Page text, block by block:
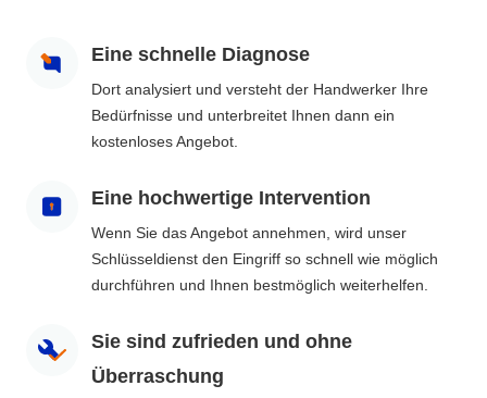
Eine schnelle Diagnose
Dort analysiert und versteht der Handwerker Ihre
Bedürfnisse und unterbreitet Ihnen dann ein
kostenloses Angebot.
Eine hochwertige Intervention
Wenn Sie das Angebot annehmen, wird unser
Schlüsseldienst den Eingriff so schnell wie möglich
durchführen und Ihnen bestmöglich weiterhelfen.
Sie sind zufrieden und ohne
Überraschung